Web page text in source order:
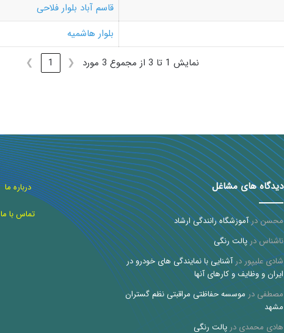
قاسم آباد بلوار فلاحی
بلوار هاشمیه
نمایش 1 تا 3 از مجموع 3 مورد
❮
1
❯
دیدگاه های مشاغل
محسندرآموزشگاه رانندگی ارشاد
ناشناسدرپالت رنگی
شادی علیپوردرآشنایی با نمایندگی های خودرو در
ایران و وظایف و کارهای آنها
مصطفی در موسسه حفاظتی مراقبتی نظم گستران
مشهد
هادی محمدی در پالت رنگی
درباره ما
تماس با ما